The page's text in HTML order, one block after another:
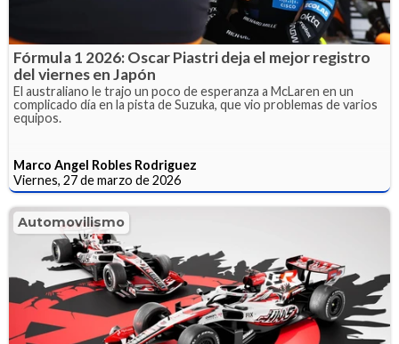
Fórmula 1 2026: Oscar Piastri deja el mejor registro
del viernes en Japón
El australiano le trajo un poco de esperanza a McLaren en un
complicado día en la pista de Suzuka, que vio problemas de varios
equipos.
Marco Angel Robles Rodriguez
Viernes, 27 de marzo de 2026
Automovilismo